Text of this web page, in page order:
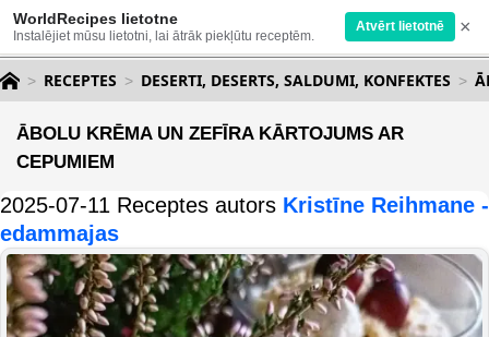
WorldRecipes lietotne
Instalējiet mūsu lietotni, lai ātrāk piekļūtu receptēm.
Atvērt lietotnē ×
RECEPTES DESERTI, DESERTS, SALDUMI, KONFEKTES
ĀBOLU KRĒMA UN ZEFĪRA KĀRTOJUMS AR
CEPUMIEM
2025-07-11 Receptes autors Kristīne Reihmane -
edammajas